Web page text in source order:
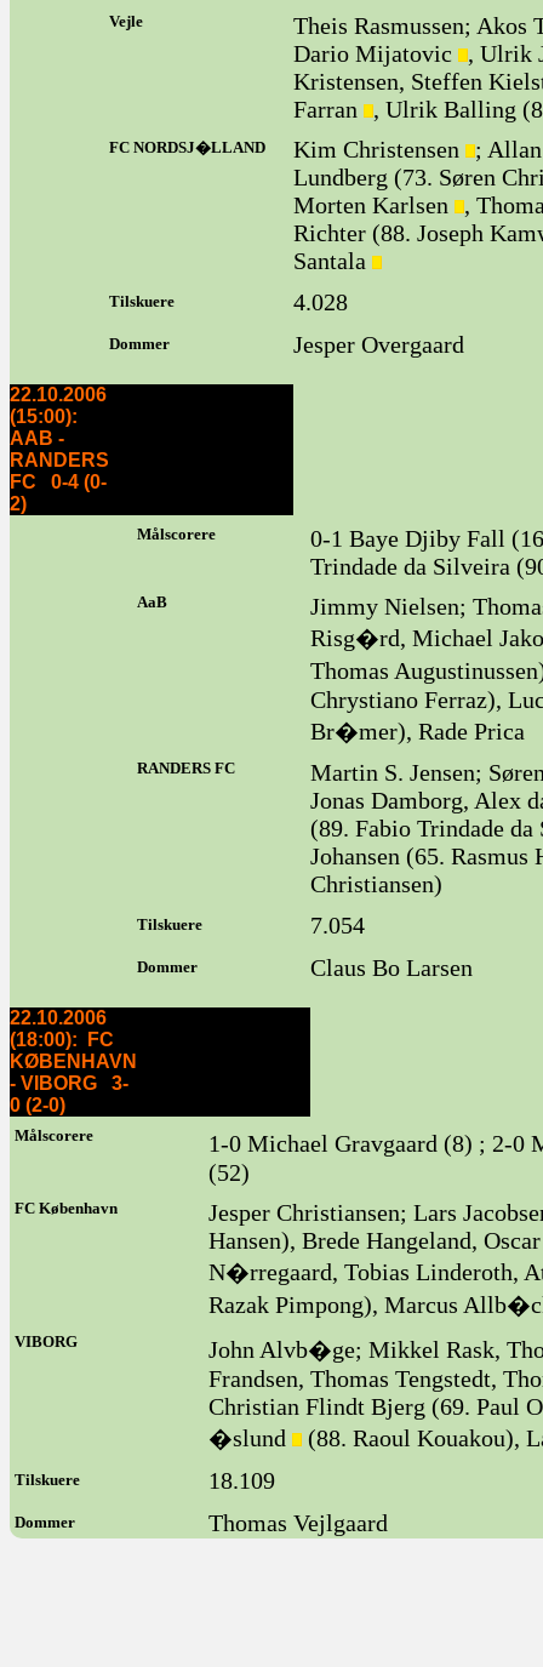
Vejle
Theis Rasmussen; Akos
Dario Mijatovic
, Ulrik
Kristensen, Steffen
Farran
, Ulrik Balling
FC NORDSJ�LLAND Kim Christensen
;
Lundberg (73. Søren
Morten Karlsen
,
Richter (88. Joseph
Santala
Tilskuere 4.028
Dommer Jesper Overgaard
22.10.2006
(15:00):
AAB -
RANDERS
FC 0-4 (0-
2)
Målscorere
0-1 Baye Djiby Fall
Trindade da Silveira
AaB
Jimmy Nielsen;
Risg�rd, Michael
Thomas
Chrystiano Ferraz),
Br�mer), Rade Prica
RANDERS FC
Martin S. Jensen;
Jonas Damborg, Alex
(89. Fabio Trindade
Johansen (65.
Christiansen)
Tilskuere 7.054
Dommer Claus Bo Larsen
22.10.2006
(18:00): FC
KØBENHAVN
- VIBORG 3-
0 (2-0)
Målscorere
1-0 Michael Gravgaard (8) ; 2-
(52)
FC København
Jesper Christiansen; Lars
Hansen), Brede Hangeland,
N�rregaard, Tobias Linderoth,
Razak Pimpong), Marcus
VIBORG
John Alvb�ge; Mikkel Rask,
Frandsen, Thomas Tengstedt,
Christian Flindt Bjerg (69. Paul
�slund
(88. Raoul Kouakou),
Tilskuere 18.109
Dommer Thomas Vejlgaard